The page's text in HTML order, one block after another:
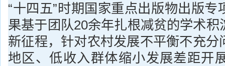
“十四五”时期国家重点出版物出版专
果基于团队20余年扎根减贫的学术积
新征程，针对农村发展不平衡不充分
地区、低收入群体缩小发展差距开